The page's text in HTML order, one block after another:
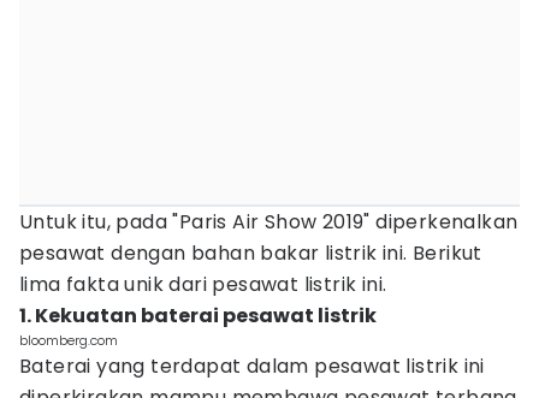
Untuk itu, pada "Paris Air Show 2019" diperkenalkan
pesawat dengan bahan bakar listrik ini. Berikut
lima fakta unik dari pesawat listrik ini.
1. Kekuatan baterai pesawat listrik
bloomberg.com
Baterai yang terdapat dalam pesawat listrik ini